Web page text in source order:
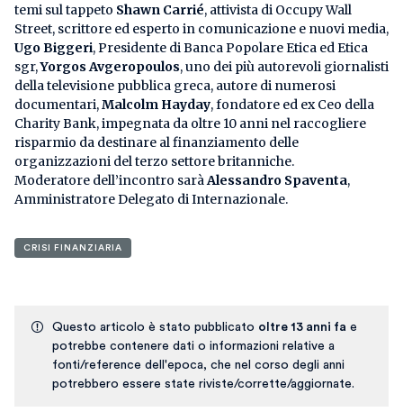
temi sul tappeto Shawn Carrié, attivista di Occupy Wall
Street, scrittore ed esperto in comunicazione e nuovi media,
Ugo Biggeri, Presidente di Banca Popolare Etica ed Etica
sgr,Yorgos Avgeropoulos, uno dei più autorevoli giornalisti
della televisione pubblica greca, autore di numerosi
documentari,Malcolm Hayday, fondatore ed ex Ceo della
Charity Bank, impegnata da oltre 10 anni nel raccogliere
risparmio da destinare al finanziamento delle
organizzazioni del terzo settore britanniche.
Moderatore dell’incontro saràAlessandro Spaventa,
Amministratore Delegato di Internazionale.
CRISI FINANZIARIA
Questo articolo è stato pubblicato oltre 13 anni fa e
potrebbe contenere dati o informazioni relative a
fonti/reference dell'epoca, che nel corso degli anni
potrebbero essere state riviste/corrette/aggiornate.